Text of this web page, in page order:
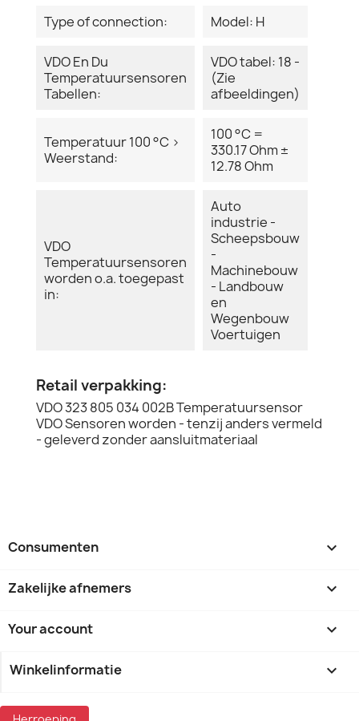
Type of connection: Model: H
VDO En Du
Temperatuursensoren
Tabellen:
VDO tabel: 18 -
(Zie
afbeeldingen)
Temperatuur 100 °C >
Weerstand:
100 °C =
330.17 Ohm ±
12.78 Ohm
VDO
Temperatuursensoren
worden o.a. toegepast
in:
Auto
industrie -
Scheepsbouw
-
Machinebouw
- Landbouw
en
Wegenbouw
Voertuigen
Retail verpakking:
VDO 323 805 034 002B Temperatuursensor
VDO Sensoren worden - tenzij anders vermeld
- geleverd zonder aansluitmateriaal
Consumenten 
Zakelijke afnemers 
Your account 
Winkelinformatie keyboard_arrow_down